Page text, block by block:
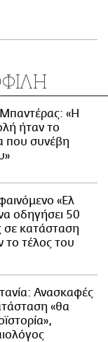
«Η
ήταν το
που συνέβη
«Ελ
να οδηγήσει 50
κατάσταση
το τέλος του
Ανασκαφές
«θα